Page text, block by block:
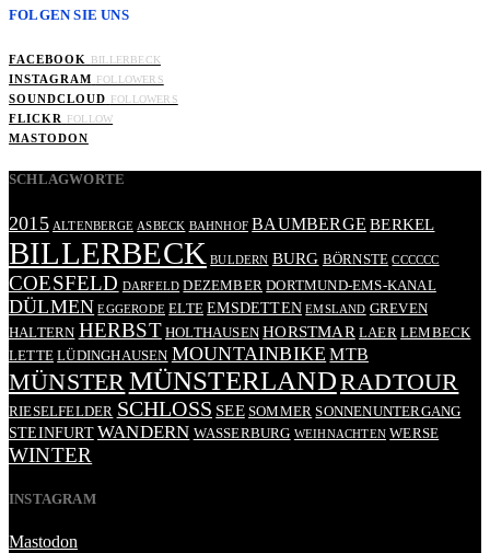
FOLGEN SIE UNS
FACEBOOK BILLERBECK
INSTAGRAM FOLLOWERS
SOUNDCLOUD FOLLOWERS
FLICKR FOLLOW
MASTODON
SCHLAGWORTE
2015 ALTENBERGE ASBECK BAHNHOF BAUMBERGE BERKEL
BILLERBECK BULDERN BURG BÖRNSTE CCCCCC
COESFELD DARFELD DEZEMBER DORTMUND-EMS-KANAL
DÜLMEN EGGERODE ELTE EMSDETTEN EMSLAND GREVEN
HALTERN HERBST HOLTHAUSEN HORSTMAR LAER LEMBECK
LETTE LÜDINGHAUSEN MOUNTAINBIKE MTB
MÜNSTER MÜNSTERLANDRADTOUR
RIESELFELDER SCHLOSS SEE SOMMER SONNENUNTERGANG
STEINFURT WANDERN WASSERBURG WEIHNACHTEN WERSE
WINTER
INSTAGRAM
Mastodon